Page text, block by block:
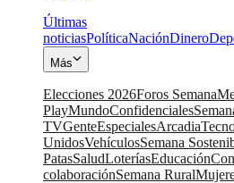
Últimas
noticiasPolíticaNaciónDinero
Más
Elecciones 2026Foros Semana
PlayMundoConfidenciales
TVGenteEspecialesArcadia
UnidosVehículosSemana
PatasSaludLoteríasEducación
colaboraciónSemana Rural